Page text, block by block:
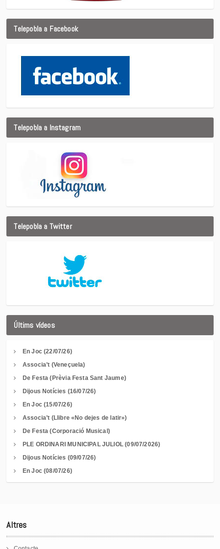
Telepobla a Facebook
Telepobla a Instagram
Telepobla a Twitter
Últims vídeos
En Joc (22/07/26)
Associa’t (Veneçuela)
De Festa (Prèvia Festa Sant Jaume)
Dijous Notícies (16/07/26)
En Joc (15/07/26)
Associa’t (Llibre «No dejes de latir»)
De Festa (Corporació Musical)
PLE ORDINARI MUNICIPAL JULIOL (09/07/2026)
Dijous Notícies (09/07/26)
En Joc (08/07/26)
Altres